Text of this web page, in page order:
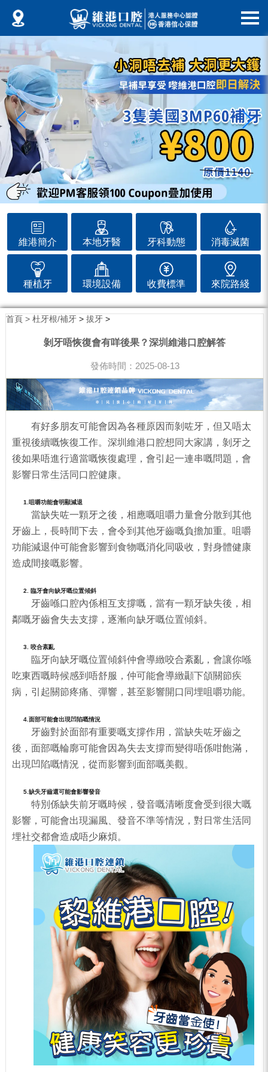
維港簡介 本地牙醫 牙科動態 消毒滅菌
種植牙 環境設備 收費標準 來院路綫
首頁 > 杜牙根/補牙> 拔牙>
剝牙唔恢復會有咩後果？深圳維港口腔解答
發佈時間：2025-08-13
有好多朋友可能會因為各種原因而剝咗牙，但又唔太
重視後續嘅恢復工作。深圳維港口腔想同大家講，剝牙之
後如果唔進行適當嘅恢復處理，會引起一連串嘅問題，會
影響日常生活同口腔健康。
1.咀嚼功能會明顯減退
當缺失咗一顆牙之後，相應嘅咀嚼力量會分散到其他
牙齒上，長時間下去，會令到其他牙齒嘅負擔加重。咀嚼
功能減退仲可能會影響到食物嘅消化同吸收，對身體健康
造成間接嘅影響。
2. 臨牙會向缺牙嘅位置傾斜
牙齒喺口腔內係相互支撐嘅，當有一顆牙缺失後，相
鄰嘅牙齒會失去支撐，逐漸向缺牙嘅位置傾斜。
3. 咬合紊亂
臨牙向缺牙嘅位置傾斜仲會導緻咬合紊亂，會讓你喺
吃東西嘅時候感到唔舒服，仲可能會導緻顳下頜關節疾
病，引起關節疼痛、彈響，甚至影響開口同埋咀嚼功能。
4.面部可能會出現凹陷嘅情況
牙齒對於面部有重要嘅支撐作用，當缺失咗牙齒之
後，面部嘅輪廓可能會因為失去支撐而變得唔係咁飽滿，
出現凹陷嘅情況，從而影響到面部嘅美觀。
5.缺失牙齒還可能會影響發音
特別係缺失前牙嘅時候，發音嘅清晰度會受到很大嘅
影響，可能會出現漏風、發音不準等情況，對日常生活同
埋社交都會造成唔少麻煩。